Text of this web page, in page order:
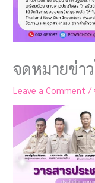
จดหมายข่า
Leave a Comment /